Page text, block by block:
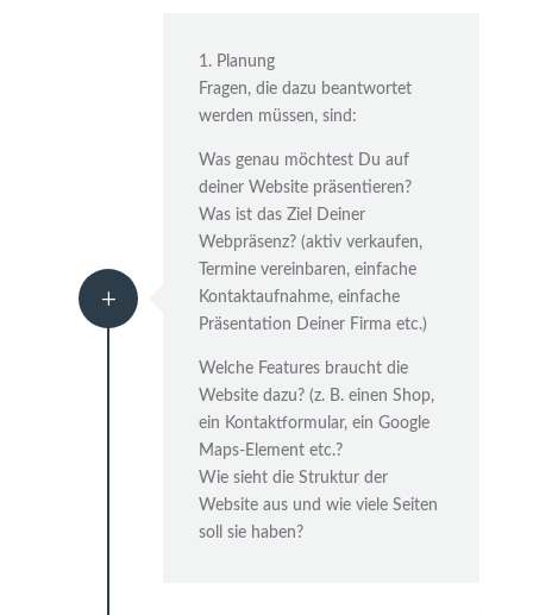
L
1. Planung
Fragen, die dazu beantwortet
werden müssen, sind:
Was genau möchtest Du auf
deiner Website präsentieren?
Was ist das Ziel Deiner
Webpräsenz? (aktiv verkaufen,
Termine vereinbaren, einfache
Kontaktaufnahme, einfache
Präsentation Deiner Firma etc.)
Welche Features braucht die
Website dazu? (z. B. einen Shop,
ein Kontaktformular, ein Google
Maps-Element etc.?
Wie sieht die Struktur der
Website aus und wie viele Seiten
soll sie haben?